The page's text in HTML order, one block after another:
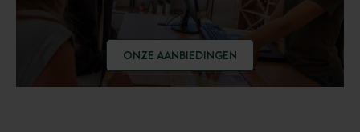
ONZE AANBIEDINGEN